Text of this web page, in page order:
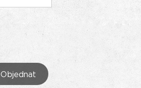
Objednat